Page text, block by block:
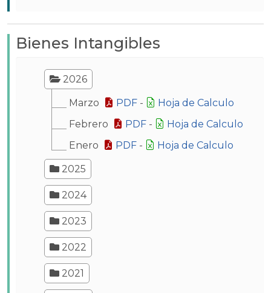
Bienes Intangibles
2026
Marzo PDF -
Hoja de Calculo
Febrero
PDF -
Hoja de Calculo
Enero
PDF - Hoja de Calculo
2025
2024
2023
2022
2021